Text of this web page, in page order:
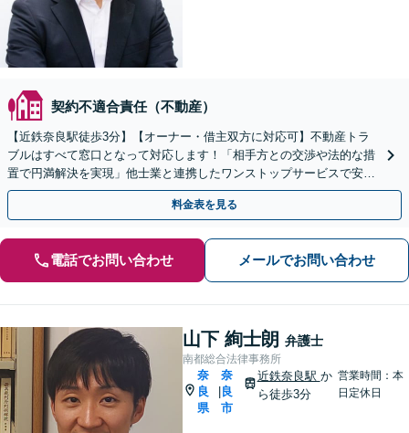
契約不適合責任（不動産）
【近鉄奈良駅徒歩3分】【オーナー・借主双方に対応可】不動産トラ
ブルはすべて窓口となって対応します！「相手方との交渉や法的な措
置で円満解決を実現」他士業と連携したワンストップサービスで安心
／顧問契約のご相談も承ります
料金表を見る
電話でお問い合わせ メールでお問い合わせ
山下 絢士朗 弁護士
南都総合法律事務所
奈
良
県
奈
良
市
近鉄奈良駅 か
ら徒歩3分
営業時間：本
日定休日